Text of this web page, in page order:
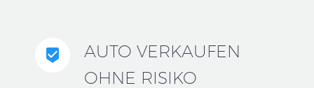


AUTO VERKAUFEN
OHNE RISIKO